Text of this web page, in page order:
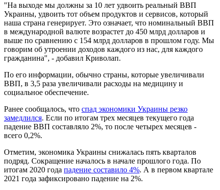
"На выходе мы должны за 10 лет удвоить реальный ВВП
Украины, удвоить тот объем продуктов и сервисов, который
наша страна генерирует. Это означает, что номинальный ВВП
в международной валюте возрастет до 450 млрд долларов и
выше по сравнению с 154 млрд долларов в прошлом году. Мы
говорим об утроении доходов каждого из нас, для каждого
гражданина", - добавил Криволап.
По его информации, обычно страны, которые увеличивали
ВВП, в 3,5 раза увеличивали расходы на медицину и
социальное обеспечение.
Ранее сообщалось, что спад экономики Украины резко
замедлился. Если по итогам трех месяцев текущего года
падение ВВП составляло 2%, то после четырех месяцев -
всего 0,2%.
Отметим, экономика Украины снижалась пять кварталов
подряд. Сокращение началось в начале прошлого года. По
итогам 2020 года падение составило 4%. А в первом квартале
2021 года зафиксировано падение на 2%.